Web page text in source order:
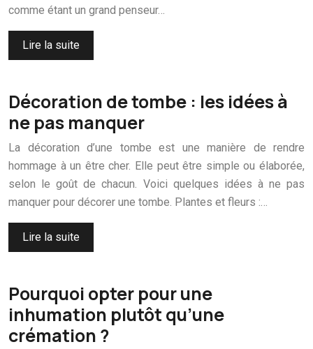
comme étant un grand penseur…
Lire la suite
Décoration de tombe : les idées à
ne pas manquer
La décoration d’une tombe est une manière de rendre
hommage à un être cher. Elle peut être simple ou élaborée,
selon le goût de chacun. Voici quelques idées à ne pas
manquer pour décorer une tombe. Plantes et fleurs :…
Lire la suite
Pourquoi opter pour une
inhumation plutôt qu’une
crémation ?